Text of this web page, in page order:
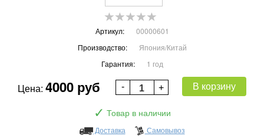
Артикул:
00000601
Производство:
Япония/Китай
Гарантия:
1 год
Цена: 4000 руб В корзину
✓ Товар в наличии
Доставка Самовывоз